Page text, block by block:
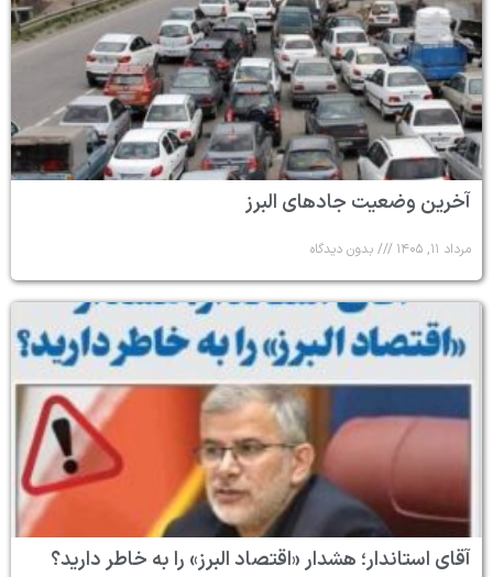
آخرین وضعیت جادهای البرز
مرداد ۱۱, ۱۴۰۵ بدون دیدگاه
آقای استاندار؛ هشدار «اقتصاد البرز» را به خاطر دارید؟